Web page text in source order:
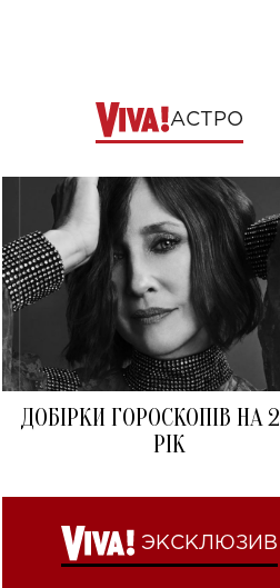
АСТРО
ДОБІРКИ ГОРОСКОПІВ НА
РІК
ЭКСКЛЮЗИВ